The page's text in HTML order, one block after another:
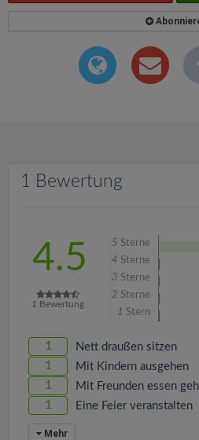
1 Bewertung
4.5
1 Bewertung
5 Sterne
4 Sterne
3 Sterne
2 Sterne
1 Stern
1 Nett draußen sitzen
1 Mit Kindern ausgehen
1 Mit Freunden essen
1 Eine Feier veranstalten
Mehr